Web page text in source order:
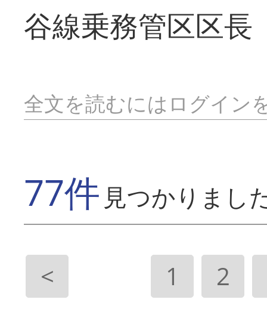
谷線乗務管区区
全文を読むにはログイン
77件 見つかりまし
< 1 2